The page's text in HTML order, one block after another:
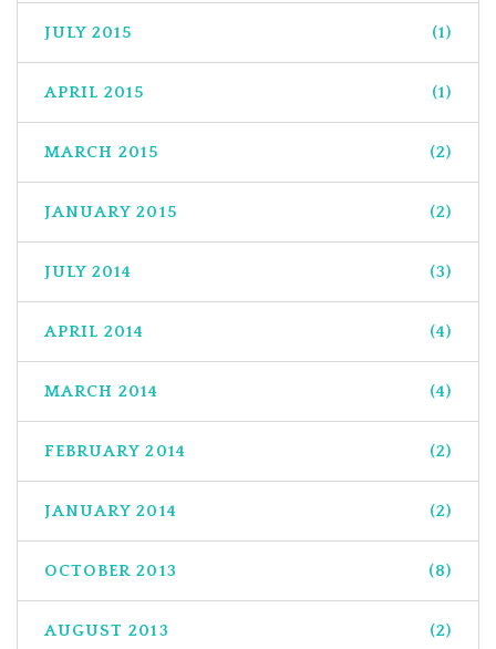
JULY 2015 (1)
APRIL 2015 (1)
MARCH 2015 (2)
JANUARY 2015 (2)
JULY 2014 (3)
APRIL 2014 (4)
MARCH 2014 (4)
FEBRUARY 2014 (2)
JANUARY 2014 (2)
OCTOBER 2013 (8)
AUGUST 2013 (2)